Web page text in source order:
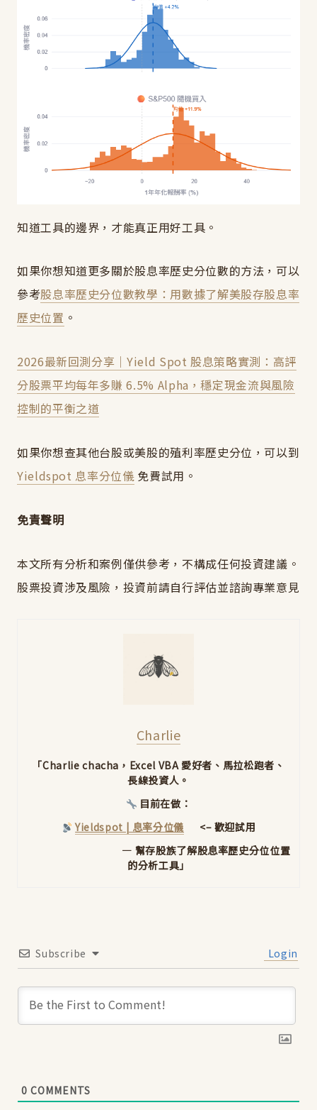
知道工具的邊界，才能真正用好工具。
如果你想知道更多關於股息率歷史分位數的方法，可以
參考股息率歷史分位數教學：用數據了解美股存股息率
歷史位置 。
2026最新回測分享｜Yield Spot 股息策略實測：高評
分股票平均每年多賺 6.5% Alpha，穩定現金流與風險
控制的平衡之道
如果你想查其他台股或美股的殖利率歷史分位，可以到
Yieldspot 息率分位儀免費試用。
免責聲明
本文所有分析和案例僅供參考，不構成任何投資建議。
股票投資涉及風險，投資前請自行評估並諮詢專業意見
Charlie
「Charlie chacha，Excel VBA 愛好者、馬拉松跑者、
長線投資人。
目前在做：
Yieldspot | 息率分位儀 <– 歡迎試用
— 幫存股族了解股息率歷史分位位置
的分析工具」
Subscribe Login
0 COMMENTS